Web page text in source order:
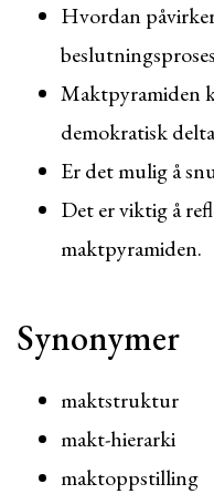
Hvordan
Maktpyramiden
demokratisk
Er det mulig å
Det er viktig å
maktpyramiden.
Synonymer
maktstruktur
makt-hierarki
maktoppstilling